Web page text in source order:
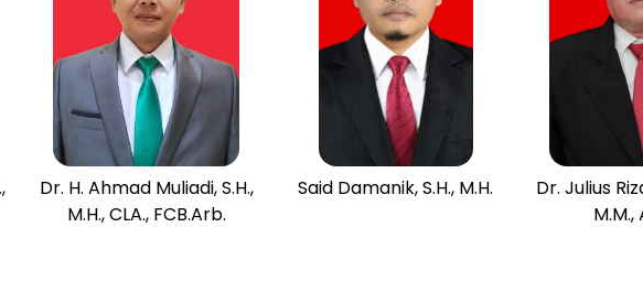
Dr. H. Ahmad Muliadi, S.H.,
M.H., CLA., FCB.Arb.
Said Damanik, S.H., M.H.
Dr. Julius
M.M.,